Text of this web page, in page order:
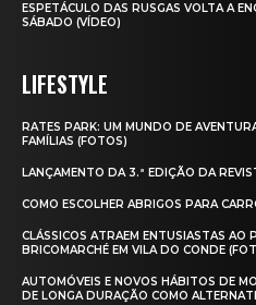
ESPETÁCULO DAS RUSGAS VOLTA A
SÁBADO (VÍDEO)
LIFESTYLE
RATES PARK: UM MUNDO DE
FAMÍLIAS (FOTOS)
LANÇAMENTO DA 3.ª EDIÇÃO DA
COMO ESCOLHER ABRIGOS PARA
CLÁSSICOS ATRAEM ENTUSIASTAS AO
BRICOMARCHÉ EM VILA DO CONDE
AUTOMÓVEIS E NOVOS HÁBITOS DE
DE LONGA DURAÇÃO COMO